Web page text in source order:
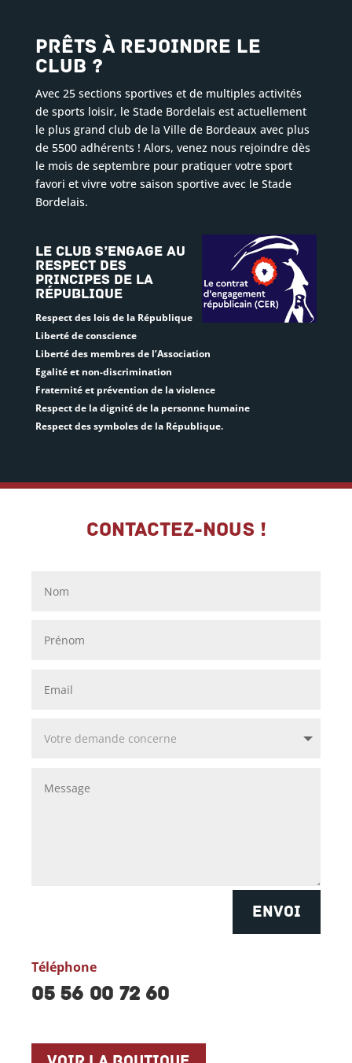
Prêts à rejoindre le
club ?
Avec 25 sections sportives et de multiples activités
de sports loisir, le Stade Bordelais est actuellement
le plus grand club de la Ville de Bordeaux avec plus
de 5500 adhérents ! Alors, venez nous rejoindre dès
le mois de septembre pour pratiquer votre sport
favori et vivre votre saison sportive avec le Stade
Bordelais.
Le club s’engage au
respect des
principes de la
République
Respect des lois de la République
Liberté de conscience
Liberté des membres de l’Association
Egalité et non-discrimination
Fraternité et prévention de la violence
Respect de la dignité de la personne humaine
Respect des symboles de la République.
Contactez-nous !
ENVOI
Téléphone
05 56 00 72 60